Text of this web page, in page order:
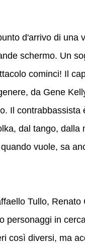
d'arrivo di una
schermo. Un
cominci! Il
da Gene
Il contrabbassista
dal tango, dalla
vuole, sa
Tullo, Renato
personaggi in
così diversi, ma